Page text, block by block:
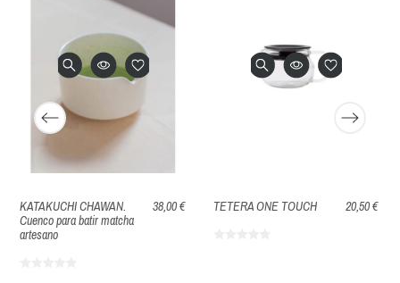
KATAKUCHI CHAWAN.
Cuenco para batir matcha
artesano
38,00 € TETERA ONE TOUCH 20,50 €